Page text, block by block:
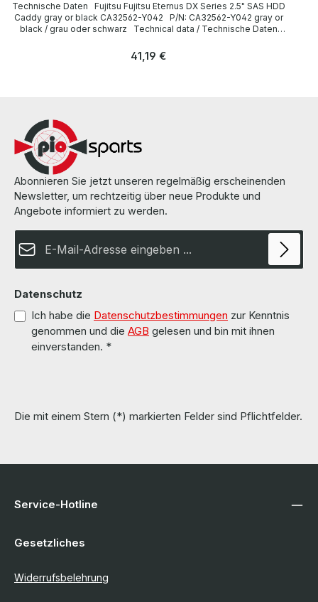
Technische Daten Fujitsu Fujitsu Eternus DX Series 2.5" SAS HDD
Caddy gray or black CA32562-Y042 P/N: CA32562-Y042 gray or
black / grau oder schwarz Technical data / Technische Daten
LieferumfangDelivery Contents / Lieferumfang 1 x Fujitsu Eternus
getestet. More information and details can be found on the pages
Regulärer Preis:
41,19 €
Abonnieren Sie jetzt unseren regelmäßig erscheinenden
Newsletter, um rechtzeitig über neue Produkte und
Angebote informiert zu werden.
Datenschutz
Ich habe die Datenschutzbestimmungen zur Kenntnis
genommen und die AGB gelesen und bin mit ihnen
einverstanden. *
Die mit einem Stern (*) markierten Felder sind Pflichtfelder.
Service-Hotline
Gesetzliches
Widerrufsbelehrung